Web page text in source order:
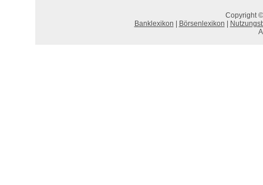
Copyright
Banklexikon
Börsenlexikon